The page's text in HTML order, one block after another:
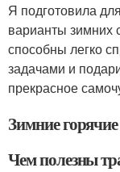
Я подготовила
варианты зимних
способны легко
задачами и
прекрасное
Зимние
Чем полезны